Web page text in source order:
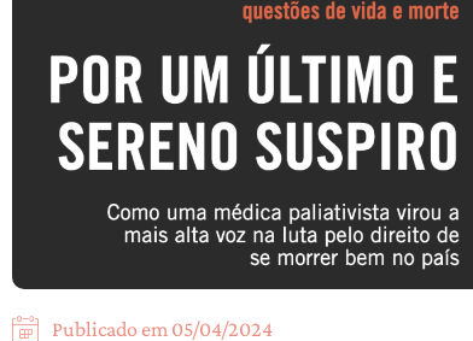
Publicado em 05/04/2024